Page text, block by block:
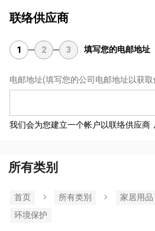
联络供应商
1 2 3 填写您的电邮地址
电邮地址(填写您的公司电邮地址以获
我们会为您建立一个帐户以联络供应商
所有类别
首页 所有类別
家居用
环境保护